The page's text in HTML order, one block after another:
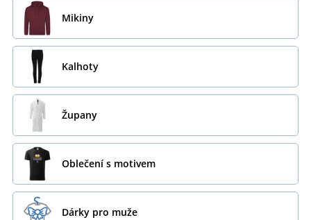
Mikiny
Kalhoty
Župany
Oblečení s motivem
Dárky pro muže